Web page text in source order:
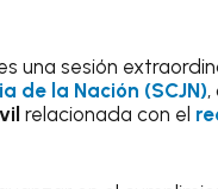
una sesión
de la Nación (SCJN),
relacionada con el